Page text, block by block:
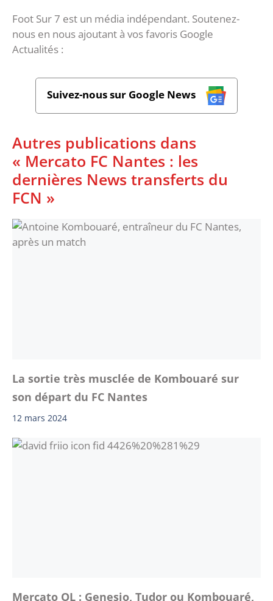
Foot Sur 7 est un média indépendant. Soutenez-
nous en nous ajoutant à vos favoris Google
Actualités :
Suivez-nous sur Google News
Autres publications dans
« Mercato FC Nantes : les
dernières News transferts du
FCN »
La sortie très musclée de Kombouaré sur
son départ du FC Nantes
12 mars 2024
Mercato OL : Genesio, Tudor ou Kombouaré,